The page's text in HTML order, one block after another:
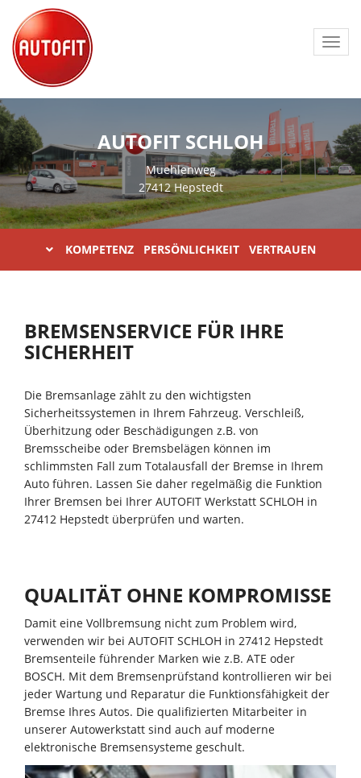
AUTOFIT SCHLOH
Muehlenweg
27412 Hepstedt
KOMPETENZ PERSÖNLICHKEIT VERTRAUEN
BREMSENSERVICE FÜR IHRE
SICHERHEIT
Die Bremsanlage zählt zu den wichtigsten
Sicherheitssystemen in Ihrem Fahrzeug. Verschleiß,
Überhitzung oder Beschädigungen z.B. von
Bremsscheibe oder Bremsbelägen können im
schlimmsten Fall zum Totalausfall der Bremse in Ihrem
Auto führen. Lassen Sie daher regelmäßig die Funktion
Ihrer Bremsen bei Ihrer AUTOFIT Werkstatt SCHLOH in
27412 Hepstedt überprüfen und warten.
QUALITÄT OHNE KOMPROMISSE
Damit eine Vollbremsung nicht zum Problem wird,
verwenden wir bei AUTOFIT SCHLOH in 27412 Hepstedt
Bremsenteile führender Marken wie z.B. ATE oder
BOSCH. Mit dem Bremsenprüfstand kontrollieren wir bei
jeder Wartung und Reparatur die Funktionsfähigkeit der
Bremse Ihres Autos. Die qualifizierten Mitarbeiter in
unserer Autowerkstatt sind auch auf moderne
elektronische Bremsensysteme geschult.